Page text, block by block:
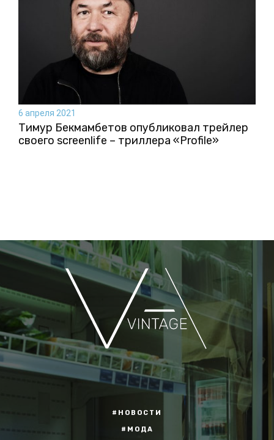
6 апреля 2021
Тимур Бекмамбетов опубликовал трейлер
своего screenlife – триллера «Profile»
#НОВОСТИ
#МОДА